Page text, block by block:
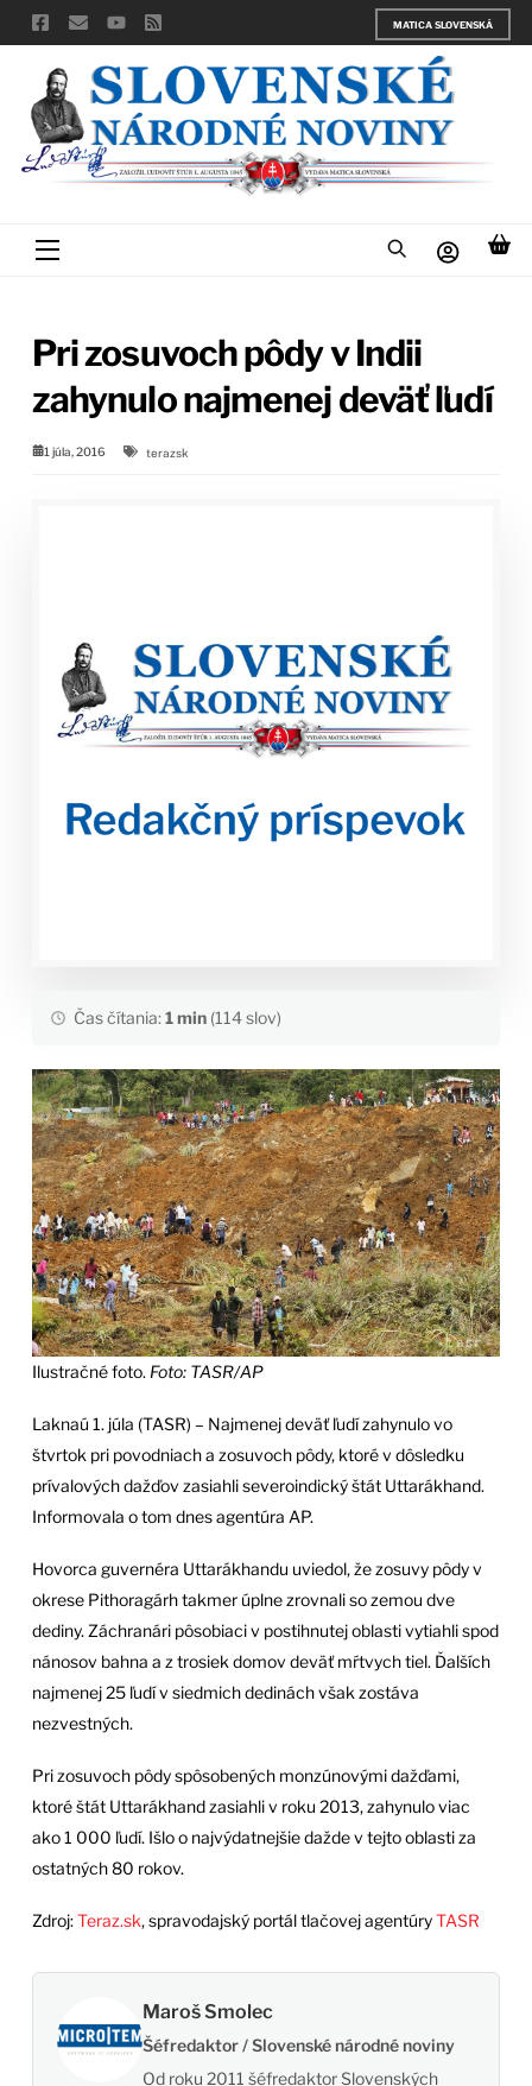
Skip
to
content
MATICA SLOVENSKÁ
Menu
Pri zosuvoch pôdy v Indii
zahynulo najmenej deväť ľudí
1 júla, 2016 terazsk
Čas čítania:1 min(114 slov)
Ilustračné foto. Foto: TASR/AP
Laknaú 1. júla (TASR) – Najmenej deväť ľudí zahynulo vo
štvrtok pri povodniach a zosuvoch pôdy, ktoré v dôsledku
prívalových dažďov zasiahli severoindický štát Uttarákhand.
Informovala o tom dnes agentúra AP.
Hovorca guvernéra Uttarákhandu uviedol, že zosuvy pôdy v
okrese Pithoragárh takmer úplne zrovnali so zemou dve
dediny. Záchranári pôsobiaci v postihnutej oblasti vytiahli spod
nánosov bahna a z trosiek domov deväť mŕtvych tiel. Ďalších
najmenej 25 ľudí v siedmich dedinách však zostáva
nezvestných.
Pri zosuvoch pôdy spôsobených monzúnovými dažďami,
ktoré štát Uttarákhand zasiahli v roku 2013, zahynulo viac
ako 1 000 ľudí. Išlo o najvýdatnejšie dažde v tejto oblasti za
ostatných 80 rokov.
Zdroj:Teraz.sk, spravodajský portál tlačovej agentúryTASR
Maroš Smolec
Šéfredaktor / Slovenské národné noviny
Od roku 2011 šéfredaktor Slovenských